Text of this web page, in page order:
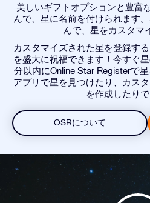
美しいギフトオプションと豊富
んで、星に名前を付けられます
んで、星をカスタマ
カスタマイズされた星を登録す
を盛大に祝福できます！今すぐ
分以内にOnline Star Registerで
アプリで星を見つけたり、カス
を作成したりで
OSRについて